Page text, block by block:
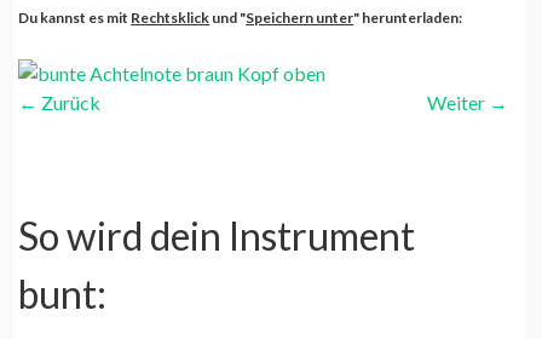
Du kannst es mit Rechtsklick und "Speichern unter" herunterladen:
← Zurück Weiter →
So wird dein Instrument
bunt: